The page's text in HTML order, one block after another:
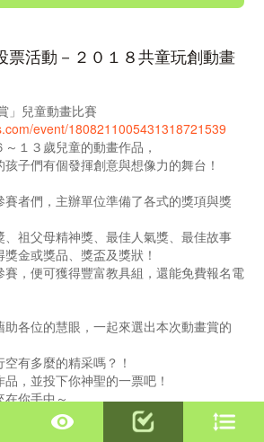
票活動－２０１８共童玩創動畫
」兒童動畫比賽
event/1808211005431318721539
１３歲兒童的動畫作品，
子們有個發揮創意與想像力的舞台！
者們，主辦單位準備了各式的獎項與獎
祖父母精神獎、最佳人氣獎、最佳故事
金或獎品、獎盃及獎狀！
，便可獲得豐富教具組，還能免費報名電
各位的慧眼，一起來選出本次動畫賞的
有多麼的精采嗎？！
，並投下你神聖的一票吧！
在你手中～